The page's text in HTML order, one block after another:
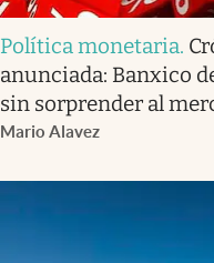
Política monetaria.
anunciada: Banxico
sin sorprender al
Mario Alavez